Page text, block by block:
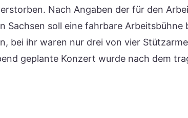
Nach Angaben der für den
Sachsen soll eine fahrbare Arbeitsbühne
bei ihr waren nur drei von vier
geplante Konzert wurde nach dem